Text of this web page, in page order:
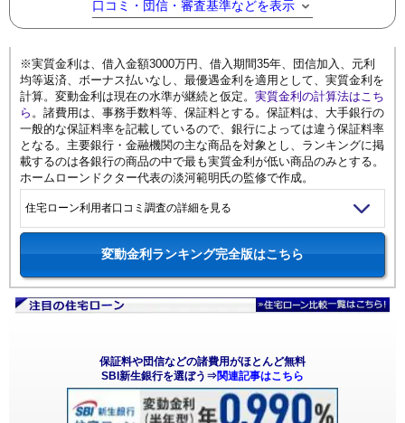
口コミ・団信・審査基準などを表示
※実質金利は、借入金額3000万円、借入期間35年、団信加入、元利
均等返済、ボーナス払いなし、最優遇金利を適用として、実質金利を
計算。変動金利は現在の水準が継続と仮定。 実質金利の計算法はこち
ら 。諸費用は、事務手数料等、保証料とする。保証料は、大手銀行の
一般的な保証料率を記載しているので、銀行によっては違う保証料率
となる。主要銀行・金融機関の主な商品を対象とし、ランキングに掲
載するのは各銀行の商品の中で最も実質金利が低い商品のみとする。
ホームローンドクター代表の淡河範明氏の監修で作成。
住宅ローン利用者口コミ調査の詳細を見る
変動金利ランキング完全版はこちら
保証料や団信などの諸費用がほとんど無料
SBI新生銀行を選ぼう⇒関連記事はこちら